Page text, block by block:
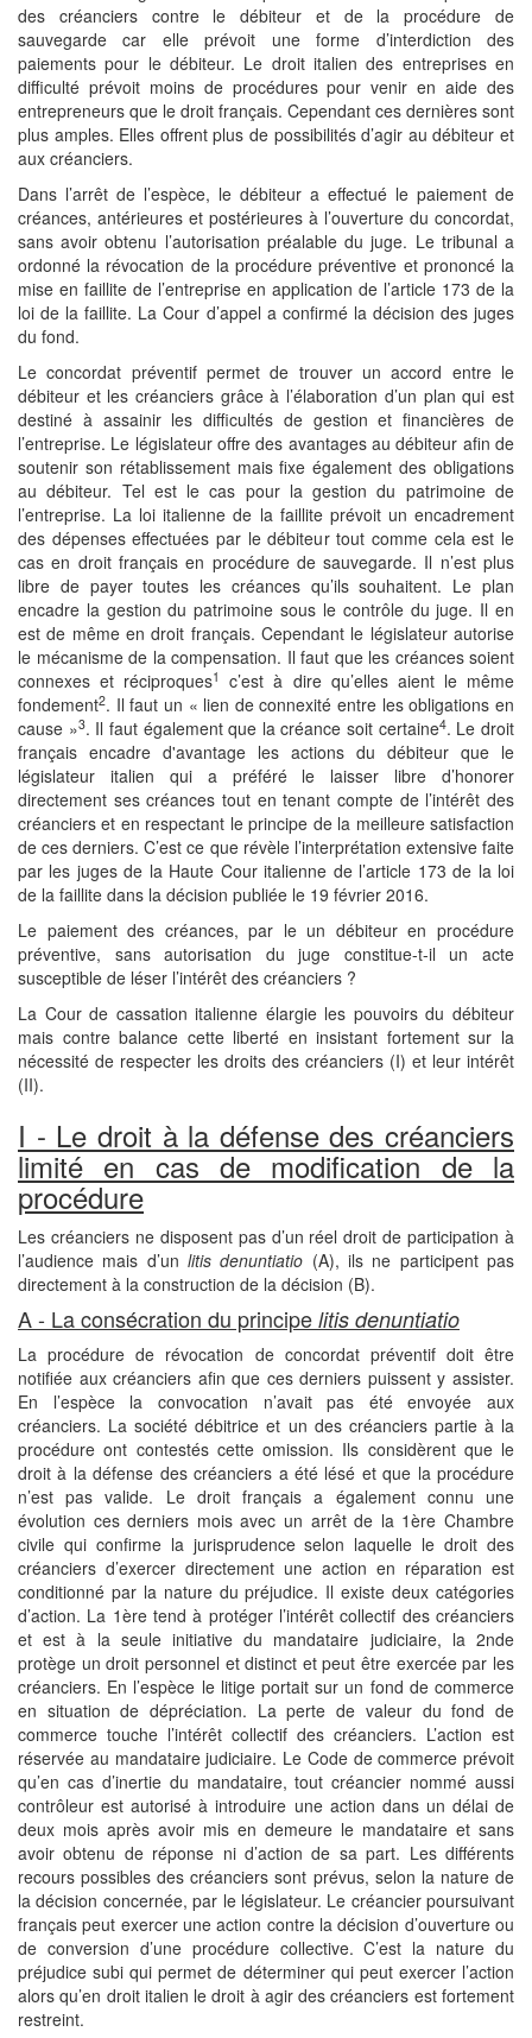
des créanciers contre le débiteur et de la procédure de
sauvegarde car elle prévoit une forme d’interdiction des
paiements pour le débiteur. Le droit italien des entreprises en
difficulté prévoit moins de procédures pour venir en aide des
entrepreneurs que le droit français. Cependant ces dernières sont
plus amples. Elles offrent plus de possibilités d’agir au débiteur et
aux créanciers.
Dans l’arrêt de l’espèce, le débiteur a effectué le paiement de
créances, antérieures et postérieures à l’ouverture du concordat,
sans avoir obtenu l’autorisation préalable du juge. Le tribunal a
ordonné la révocation de la procédure préventive et prononcé la
mise en faillite de l’entreprise en application de l’article 173 de la
loi de la faillite. La Cour d’appel a confirmé la décision des juges
du fond.
Le concordat préventif permet de trouver un accord entre le
débiteur et les créanciers grâce à l’élaboration d’un plan qui est
destiné à assainir les difficultés de gestion et financières de
l’entreprise. Le législateur offre des avantages au débiteur afin de
soutenir son rétablissement mais fixe également des obligations
au débiteur. Tel est le cas pour la gestion du patrimoine de
l’entreprise. La loi italienne de la faillite prévoit un encadrement
des dépenses effectuées par le débiteur tout comme cela est le
cas en droit français en procédure de sauvegarde. Il n’est plus
libre de payer toutes les créances qu’ils souhaitent. Le plan
encadre la gestion du patrimoine sous le contrôle du juge. Il en
est de même en droit français. Cependant le législateur autorise
le mécanisme de la compensation. Il faut que les créances soient
connexes et réciproques1
c’est à dire qu’elles aient le même
fondement2. Il faut un « lien de connexité entre les obligations en
cause »3. Il faut également que la créance soit certaine4. Le droit
français encadre d'avantage les actions du débiteur que le
législateur italien qui a préféré le laisser libre d’honorer
directement ses créances tout en tenant compte de l’intérêt des
créanciers et en respectant le principe de la meilleure satisfaction
de ces derniers. C’est ce que révèle l’interprétation extensive faite
par les juges de la Haute Cour italienne de l’article 173 de la loi
de la faillite dans la décision publiée le 19 février 2016.
Le paiement des créances, par le un débiteur en procédure
préventive, sans autorisation du juge constitue-t-il un acte
susceptible de léser l’intérêt des créanciers ?
La Cour de cassation italienne élargie les pouvoirs du débiteur
mais contre balance cette liberté en insistant fortement sur la
nécessité de respecter les droits des créanciers (I) et leur intérêt
(II).
I - Le droit à la défense des créanciers
limité en cas de modification de la
procédure
Les créanciers ne disposent pas d’un réel droit de participation à
l’audience mais d’un litis denuntiatio (A), ils ne participent pas
directement à la construction de la décision (B).
A - La consécration du principe litis denuntiatio
La procédure de révocation de concordat préventif doit être
notifiée aux créanciers afin que ces derniers puissent y assister.
En l’espèce la convocation n’avait pas été envoyée aux
créanciers. La société débitrice et un des créanciers partie à la
procédure ont contestés cette omission. Ils considèrent que le
droit à la défense des créanciers a été lésé et que la procédure
n’est pas valide. Le droit français a également connu une
évolution ces derniers mois avec un arrêt de la 1ère Chambre
civile qui confirme la jurisprudence selon laquelle le droit des
créanciers d’exercer directement une action en réparation est
conditionné par la nature du préjudice. Il existe deux catégories
d’action. La 1ère tend à protéger l’intérêt collectif des créanciers
et est à la seule initiative du mandataire judiciaire, la 2nde
protège un droit personnel et distinct et peut être exercée par les
créanciers. En l’espèce le litige portait sur un fond de commerce
en situation de dépréciation. La perte de valeur du fond de
commerce touche l’intérêt collectif des créanciers. L’action est
réservée au mandataire judiciaire. Le Code de commerce prévoit
qu’en cas d’inertie du mandataire, tout créancier nommé aussi
contrôleur est autorisé à introduire une action dans un délai de
deux mois après avoir mis en demeure le mandataire et sans
avoir obtenu de réponse ni d’action de sa part. Les différents
recours possibles des créanciers sont prévus, selon la nature de
la décision concernée, par le législateur. Le créancier poursuivant
français peut exercer une action contre la décision d’ouverture ou
de conversion d’une procédure collective. C’est la nature du
préjudice subi qui permet de déterminer qui peut exercer l’action
alors qu’en droit italien le droit à agir des créanciers est fortement
restreint.